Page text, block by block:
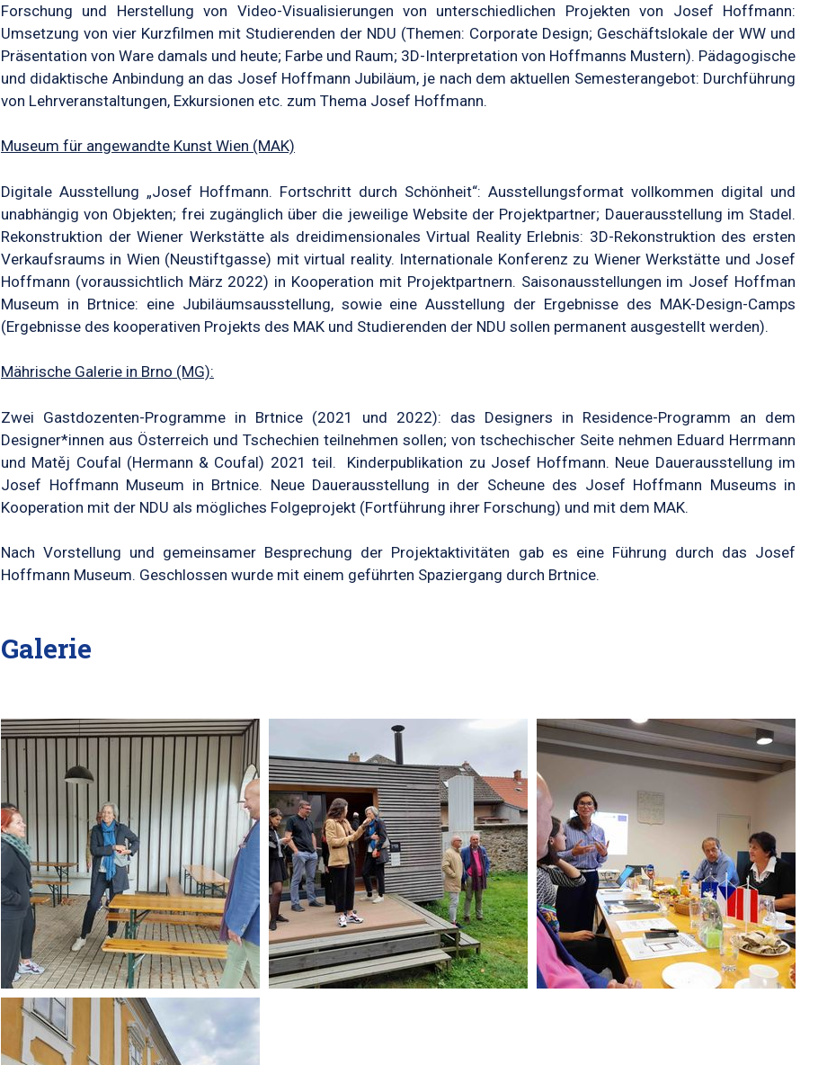
Forschung und Herstellung von Video-Visualisierungen von unterschiedlichen Projekten von Josef Hoffmann:
Umsetzung von vier Kurzfilmen mit Studierenden der NDU (Themen: Corporate Design; Geschäftslokale der WW und
Präsentation von Ware damals und heute; Farbe und Raum; 3D-Interpretation von Hoffmanns Mustern). Pädagogische
und didaktische Anbindung an das Josef Hoffmann Jubiläum, je nach dem aktuellen Semesterangebot: Durchführung
von Lehrveranstaltungen, Exkursionen etc. zum Thema Josef Hoffmann.
Museum für angewandte Kunst Wien (MAK)
Digitale Ausstellung „Josef Hoffmann. Fortschritt durch Schönheit“: Ausstellungsformat vollkommen digital und
unabhängig von Objekten; frei zugänglich über die jeweilige Website der Projektpartner; Dauerausstellung im Stadel.
Rekonstruktion der Wiener Werkstätte als dreidimensionales Virtual Reality Erlebnis: 3D-Rekonstruktion des ersten
Verkaufsraums in Wien (Neustiftgasse) mit virtual reality. Internationale Konferenz zu Wiener Werkstätte und Josef
Hoffmann (voraussichtlich März 2022) in Kooperation mit Projektpartnern. Saisonausstellungen im Josef Hoffman
Museum in Brtnice: eine Jubiläumsausstellung, sowie eine Ausstellung der Ergebnisse des MAK-Design-Camps
(Ergebnisse des kooperativen Projekts des MAK und Studierenden der NDU sollen permanent ausgestellt werden).
Mährische Galerie in Brno (MG):
Zwei Gastdozenten-Programme in Brtnice (2021 und 2022): das Designers in Residence-Programm an dem
Designer*innen aus Österreich und Tschechien teilnehmen sollen; von tschechischer Seite nehmen Eduard Herrmann
und Matěj Coufal (Hermann & Coufal) 2021 teil. Kinderpublikation zu Josef Hoffmann. Neue Dauerausstellung im
Josef Hoffmann Museum in Brtnice. Neue Dauerausstellung in der Scheune des Josef Hoffmann Museums in
Kooperation mit der NDU als mögliches Folgeprojekt (Fortführung ihrer Forschung) und mit dem MAK.
Nach Vorstellung und gemeinsamer Besprechung der Projektaktivitäten gab es eine Führung durch das Josef
Hoffmann Museum. Geschlossen wurde mit einem geführten Spaziergang durch Brtnice.
Galerie